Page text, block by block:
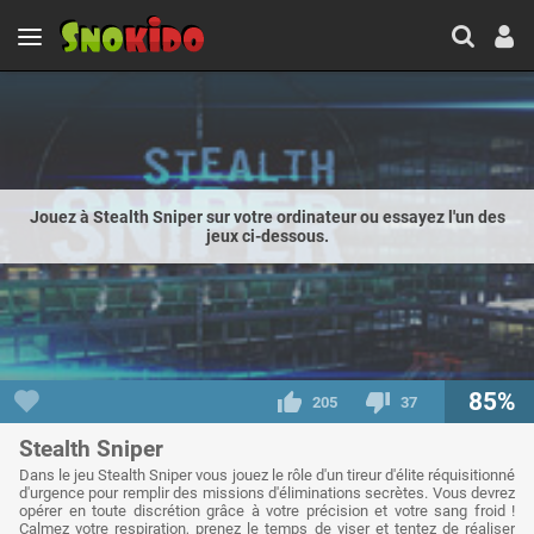
Jouez à Stealth Sniper sur votre ordinateur ou essayez l'un des
jeux ci-dessous.
205 37 85%
Stealth Sniper
Dans le jeu Stealth Sniper vous jouez le rôle d'un tireur d'élite réquisitionné
d'urgence pour remplir des missions d'éliminations secrètes. Vous devrez
opérer en toute discrétion grâce à votre précision et votre sang froid !
Calmez votre respiration, prenez le temps de viser et tentez de réaliser